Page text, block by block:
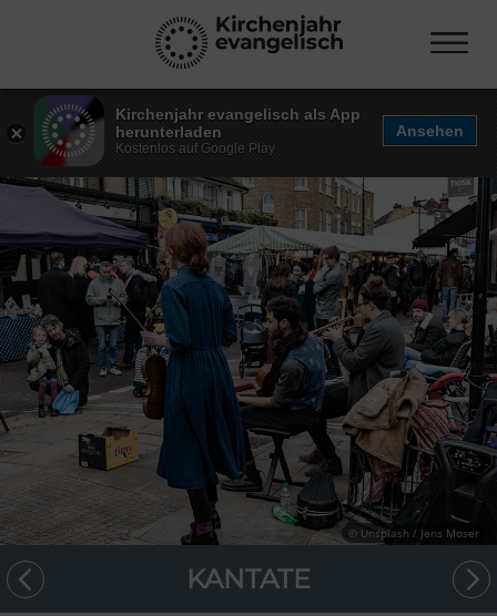
Kirchenjahr evangelisch als App
herunterladen
Kostenlos auf Google Play
Ansehen
© Unsplash / Jens Moser
KANTATE